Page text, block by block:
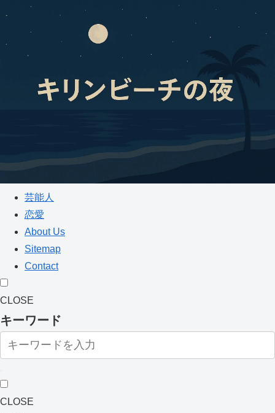
芸能人
恋愛
About Us
Sitemap
Contact
CLOSE
キーワード
CLOSE